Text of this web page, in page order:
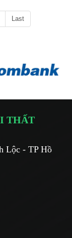
Last
THẤT
Lộc - TP Hồ